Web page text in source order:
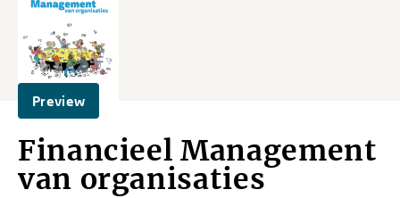
Preview
Financieel Management
van organisaties